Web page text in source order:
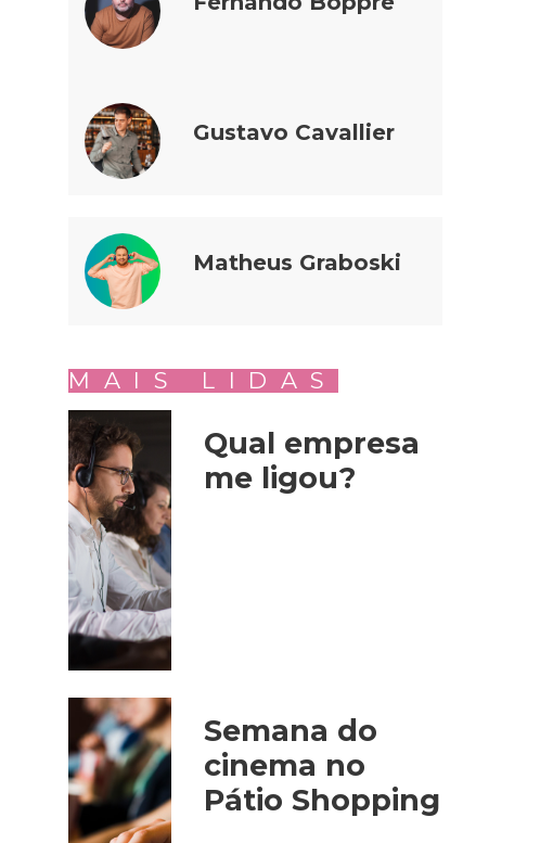
Gustavo Cavallier
Matheus Graboski
MAIS LIDAS
Qual empresa
me ligou?
Semana do
cinema no
Pátio Shopping